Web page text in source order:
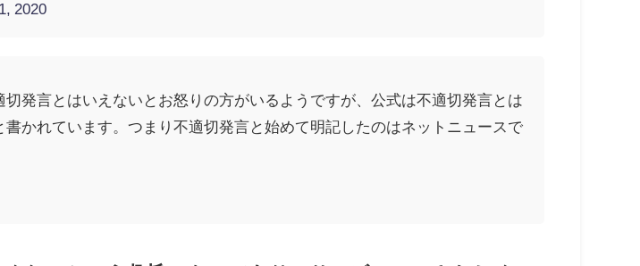
2020
発言とはいえないとお怒りの方がいるようですが、公式は不適切発言とは
かれています。つまり不適切発言と始めて明記したのはネットニュースで